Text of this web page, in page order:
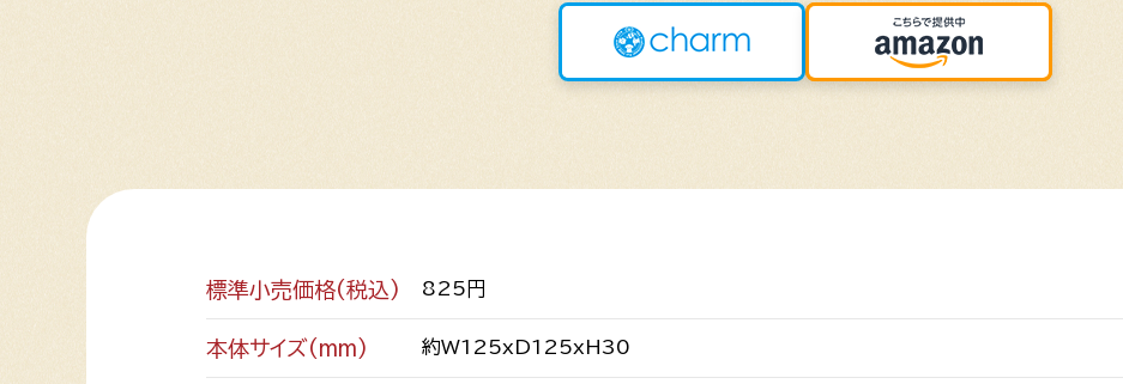
標準小売価格(税込) 825円
本体サイズ(mm) 約W125xD125xH30